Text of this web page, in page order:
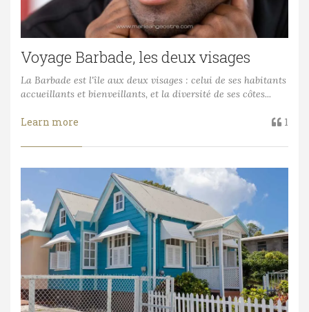
Voyage Barbade, les deux visages
La Barbade est l'île aux deux visages : celui de ses habitants
accueillants et bienveillants, et la diversité de ses côtes...
Learn more 1